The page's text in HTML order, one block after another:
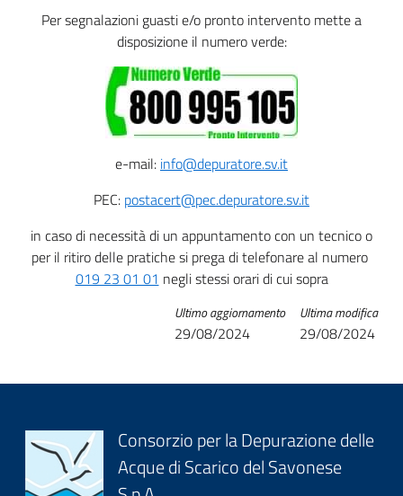
Per segnalazioni guasti e/o pronto intervento mette a
disposizione il numero verde:
e-mail: info@depuratore.sv.it
PEC: postacert@pec.depuratore.sv.it
in caso di necessità di un appuntamento con un tecnico o
per il ritiro delle pratiche si prega di telefonare al numero
019 23 01 01 negli stessi orari di cui sopra
Ultima modifica
29/08/2024
Ultimo aggiornamento
29/08/2024
Block
it-
Consorzio per la Depurazione delle
Acque di Scarico del Savonese